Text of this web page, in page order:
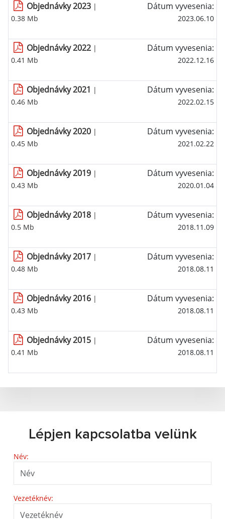
Objednávky 2023 |
0.38 Mb
Dátum vyvesenia:
2023.06.10
Objednávky 2022 |
0.41 Mb
Dátum vyvesenia:
2022.12.16
Objednávky 2021 |
0.46 Mb
Dátum vyvesenia:
2022.02.15
Objednávky 2020 |
0.45 Mb
Dátum vyvesenia:
2021.02.22
Objednávky 2019 |
0.43 Mb
Dátum vyvesenia:
2020.01.04
Objednávky 2018 |
0.5 Mb
Dátum vyvesenia:
2018.11.09
Objednávky 2017 |
0.48 Mb
Dátum vyvesenia:
2018.08.11
Objednávky 2016 |
0.43 Mb
Dátum vyvesenia:
2018.08.11
Objednávky 2015 |
0.41 Mb
Dátum vyvesenia:
2018.08.11
Lépjen kapcsolatba velünk
Név:
Vezetéknév: